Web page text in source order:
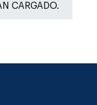
CARGADO.